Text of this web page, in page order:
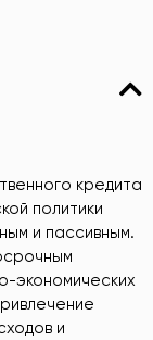
кредита
политики
и пассивным.
экономических
и